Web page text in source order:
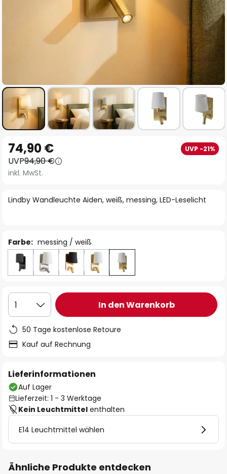
Anfang
der
Bildgalerie
Lindby Wandleuchte Aiden, weiß, messing, LED-Leselicht
74,90 € UVP -21%
UVP94,90 €
inkl. MwSt.
Farbe: messing / weiß
1 In den Warenkorb
50 Tage kostenlose Retoure
Kauf auf Rechnung
Lieferinformationen
Auf Lager
Lieferzeit: 1 - 3 Werktage
Kein Leuchtmittel enthalten
E14 Leuchtmittel wählen
Ähnliche Produkte entdecken